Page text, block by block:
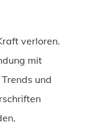
verloren.
mit
und